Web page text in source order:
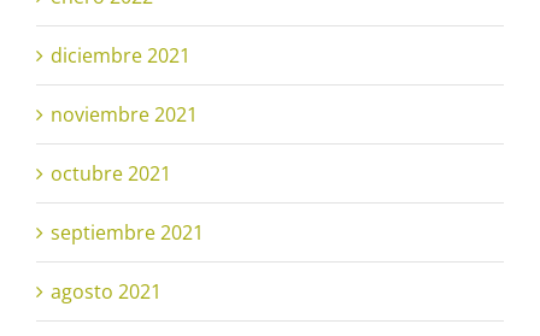
diciembre 2021
noviembre 2021
octubre 2021
septiembre 2021
agosto 2021